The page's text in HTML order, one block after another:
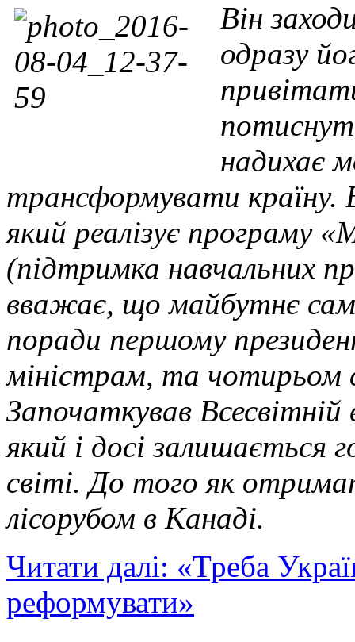
Він
одразу
надихає
трансформувати країну.
який реалізує програму
(підтримка навчальних
вважає, що майбутнє
поради першому
міністрам, та чотирьом
Започаткував
який і досі залишається
світі. До того як
лісорубом в Канаді.
Читати далі: «Треба
реформувати»